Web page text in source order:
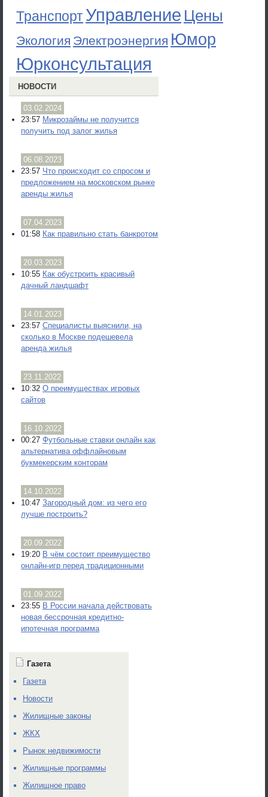
ТранспортУправление Цены
Экология Электроэнергия Юмор
Юрконсультация
НОВОСТИ
03.02.2024
23:57 Микрозаймы не получится
получить под залог жилья
06.08.2023
23:57 Что происходит со спросом и
предложением на московском рынке
аренды жилья
07.04.2023
01:58 Как правильно стать банкротом
20.03.2023
10:55 Как обустроить красивый
дачный ландшафт
14.01.2023
23:57 Специалисты выяснили, на
сколько в Москве подешевела
аренда жилья
23.11.2022
10:32 О преимуществах игровых
сайтов
16.10.2022
00:27 Футбольные ставки онлайн как
альтернатива оффлайновым
букмекерским конторам
14.10.2022
10:47 Загородный дом: из чего его
лучше построить?
20.09.2022
19:20 В чём состоит преимущество
онлайн-игр перед традиционными
01.09.2022
23:55 В России начала действовать
новая бессрочная кредитно-
ипотечная программа
Газета
Газета
Новости
Жилищные законы
ЖКХ
Рынок недвижимости
Жилищные программы
Жилищное право